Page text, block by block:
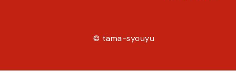
© tama-syouyu